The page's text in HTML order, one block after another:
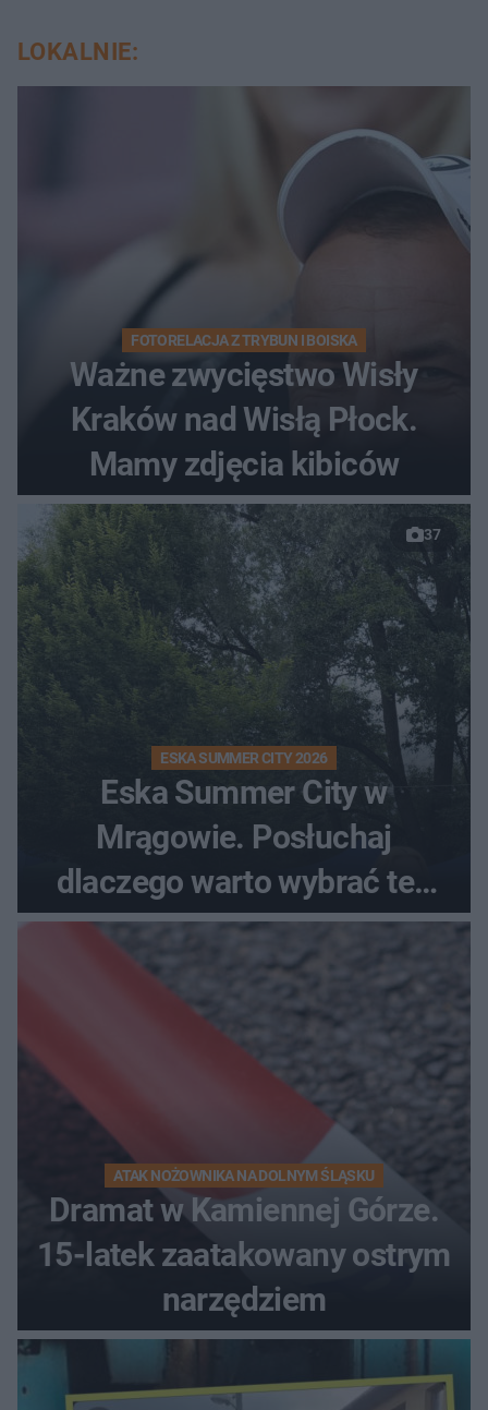
LOKALNIE:
FOTORELACJA Z TRYBUN I BOISKA
Ważne zwycięstwo Wisły
Kraków nad Wisłą Płock.
Mamy zdjęcia kibiców
37
ESKA SUMMER CITY 2026
Eska Summer City w
Mrągowie. Posłuchaj
dlaczego warto wybrać ten
kierunek na urlop!
ATAK NOŻOWNIKA NA DOLNYM ŚLĄSKU
Dramat w Kamiennej Górze.
15-latek zaatakowany ostrym
narzędziem